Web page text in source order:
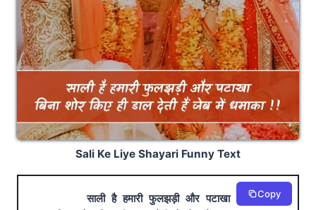
Sali Ke Liye Shayari Funny Text
साली है हमारी फुलझड़ी और पटाखा
Copy